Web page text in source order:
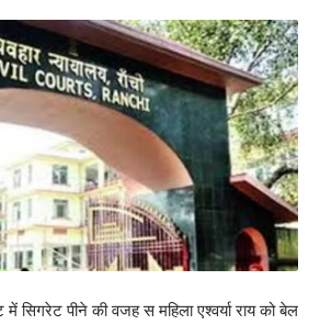
सिगरेट पीने की वजह स महिला एश्वर्या राय को बेल